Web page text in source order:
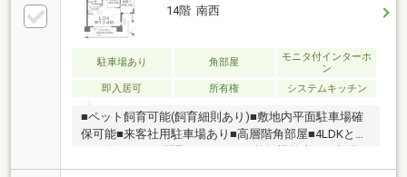
14階 南西
駐車場あり 角部屋
モニタ付インターホ
ン
即入居可
所有権 システムキッチン
■ペット飼育可能(飼育細則あり)■敷地内平面駐車場確
保可能■来客社用駐車場あり■高層階角部屋■4LDKとし
装備■浴室乾燥・暖房・涼風完備■食洗機・食器乾燥機